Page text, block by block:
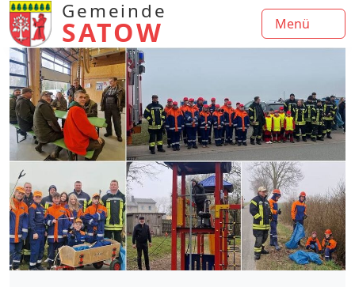
Gemeinde
SATOW Menü